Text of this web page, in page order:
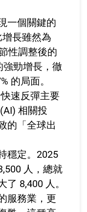
一個關鍵的
長雖然為
性調整後的
強勁增長，徹
的局面。
速反彈主要
相關投
的「全球出
穩定。2025
人，總就
8,400 人。
服務業，更